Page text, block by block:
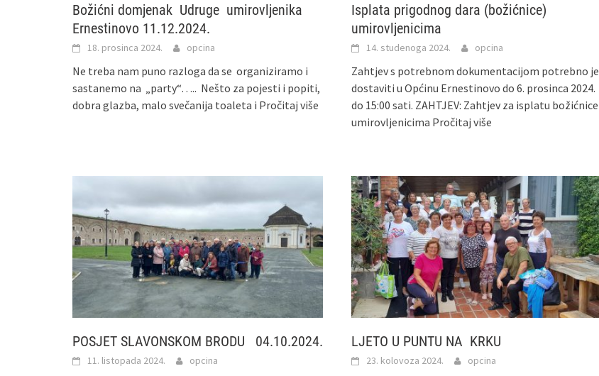
Božićni domjenak Udruge umirovljenika
Ernestinovo 11.12.2024.
18. prosinca 2024. opcina
Ne treba nam puno razloga da se organiziramo i
sastanemo na „party“….. Nešto za pojesti i popiti,
dobra glazba, malo svečanija toaleta i Pročitaj više
Isplata prigodnog dara (božićnice)
umirovljenicima
14. studenoga 2024. opcina
Zahtjev s potrebnom dokumentacijom potrebno je
dostaviti u Općinu Ernestinovo do 6. prosinca 2024.
do 15:00 sati. ZAHTJEV: Zahtjev za isplatu božićnice
umirovljenicima Pročitaj više
POSJET SLAVONSKOM BRODU 04.10.2024.
11. listopada 2024. opcina
LJETO U PUNTU NA KRKU
23. kolovoza 2024. opcina